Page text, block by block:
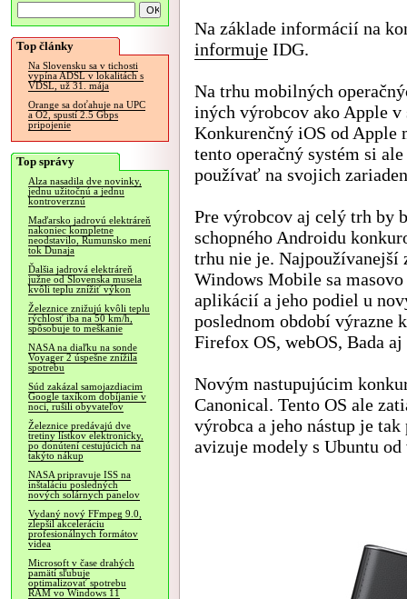
Top články
Na Slovensku sa v tichosti
vypína ADSL v lokalitách s
VDSL, už 31. mája
Orange sa doťahuje na UPC
a O2, spustí 2.5 Gbps
pripojenie
Top správy
Alza nasadila dve novinky,
jednu užitočnú a jednu
kontroverznú
Maďarsko jadrovú elektráreň
nakoniec kompletne
neodstavilo, Rumunsko mení
tok Dunaja
Ďalšia jadrová elektráreň
južne od Slovenska musela
kvôli teplu znížiť výkon
Železnice znižujú kvôli teplu
rýchlosť iba na 50 km/h,
spôsobuje to meškanie
NASA na diaľku na sonde
Voyager 2 úspešne znížila
spotrebu
Súd zakázal samojazdiacim
Google taxíkom dobíjanie v
noci, rušili obyvateľov
Železnice predávajú dve
tretiny lístkov elektronicky,
po donútení cestujúcich na
takýto nákup
NASA pripravuje ISS na
inštaláciu posledných
nových solárnych panelov
Vydaný nový FFmpeg 9.0,
zlepšil akceleráciu
profesionálnych formátov
videa
Microsoft v čase drahých
pamätí sľubuje
optimalizovať spotrebu
RAM vo Windows 11
Na základe informácií na
informuje IDG.
Na trhu mobilných
iných výrobcov ako Apple v
Konkurenčný iOS od Apple
tento operačný systém si
používať na svojich
Pre výrobcov aj celý trh by
schopného Androidu
trhu nie je. Najpoužívanejší
Windows Mobile sa
aplikácií a jeho podiel u
poslednom období výrazne
Firefox OS, webOS, Bada
Novým nastupujúcim
Canonical. Tento OS ale
výrobca a jeho nástup je
avizuje modely s Ubuntu